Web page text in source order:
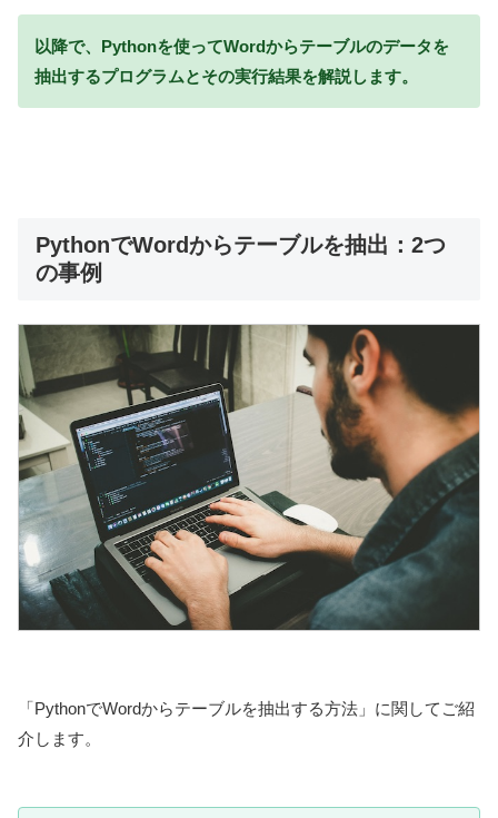
以降で、Pythonを使ってWordからテーブルのデータを
抽出するプログラムとその実行結果を解説します。
PythonでWordからテーブルを抽出：2つ
の事例
「PythonでWordからテーブルを抽出する方法」に関してご紹
介します。